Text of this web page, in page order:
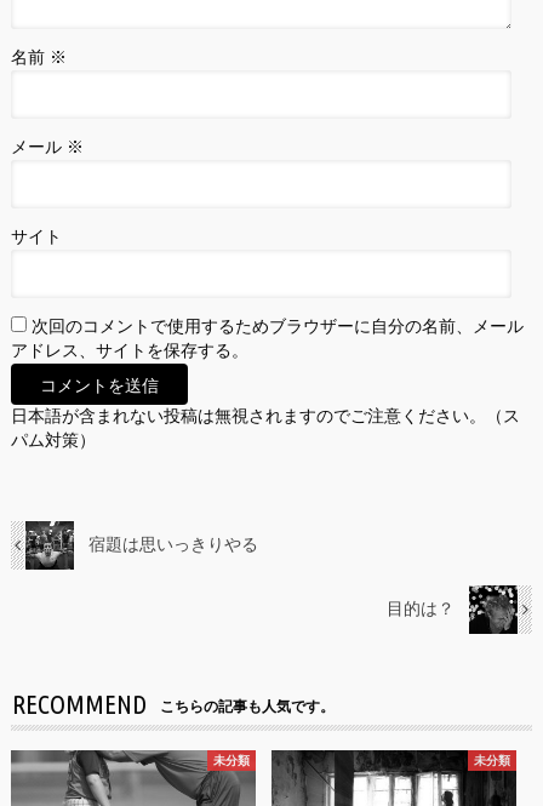
名前 ※
メール ※
サイト
次回のコメントで使用するためブラウザーに自分の名前、メール
アドレス、サイトを保存する。
日本語が含まれない投稿は無視されますのでご注意ください。（ス
パム対策）
宿題は思いっきりやる
目的は？
RECOMMEND こちらの記事も人気です。
未分類 未分類